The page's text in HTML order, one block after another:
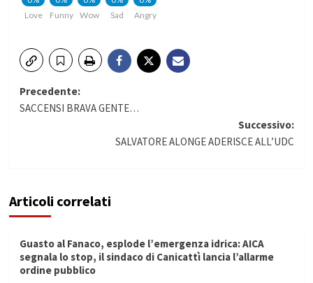
Love
Funny
Wow
Sad
Angry
Navigazione
Precedente:
SACCENSI BRAVA GENTE…
Successivo:
SALVATORE ALONGE ADERISCE ALL’UDC
Articoli correlati
Guasto al Fanaco, esplode l’emergenza idrica: AICA
segnala lo stop, il sindaco di Canicattì lancia l’allarme
ordine pubblico